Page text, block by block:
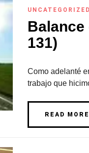
UNCATEGORIZED
Balance
131)
Como adelanté
trabajo que
READ MORE